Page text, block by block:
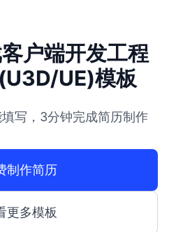
户端开发工程
UE)模板
写，3分钟完成简历制作
制作简历
更多模板